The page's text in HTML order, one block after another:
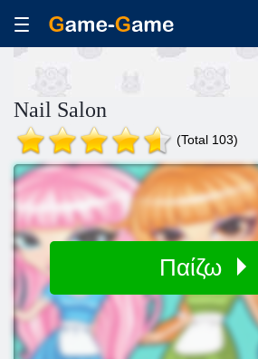
Nail Salon
(Total 103)
Παίζω